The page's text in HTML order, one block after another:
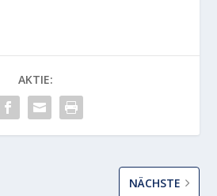
AKTIE:
NÄCHSTE